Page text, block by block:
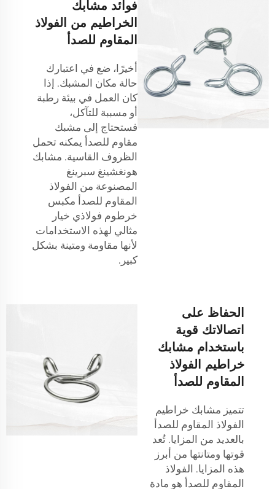
فوائد مشابك
الخراطيم من الفولاذ
المقاوم للصدأ
أخيرًا، ضع في اعتبارك
حالة مكان المشبك. إذا
كان العمل في بيئة رطبة
أو مسببة للتآكل،
فستحتاج إلى مشبك
مقاوم للصدأ يمكنه تحمل
الظروف القاسية. مشابك
هونغشينغ سبرينغ
المصنوعة من الفولاذ
المقاوم للصدأ مكبس
خرطوم فولاذي خيار
مثالي لهذه الاستخدامات
لأنها مقاومة ومتينة بشكل
كبير.
الحفاظ على
اتصالاتك قوية
باستخدام مشابك
خراطيم الفولاذ
المقاوم للصدأ
تتميز مشابك خراطيم
الفولاذ المقاوم للصدأ
بالعديد من المزايا. تُعد
قوتها ومتانتها من أبرز
هذه المزايا. الفولاذ
المقاوم للصدأ هو مادة